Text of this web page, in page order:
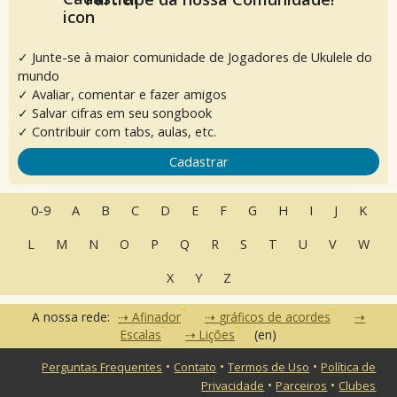
✓ Junte-se à maior comunidade de Jogadores de Ukulele do
mundo
✓ Avaliar, comentar e fazer amigos
✓ Salvar cifras em seu songbook
✓ Contribuir com tabs, aulas, etc.
Cadastrar
0-9 A B C D E F G H I J
K
L
M N O P Q R S T U V
W
X
Y Z
A nossa rede: Afinador
gráficos de acordes
Escalas
Lições (en)
Perguntas Frequentes • Contato •Termos de Uso •Política de
Privacidade •Parceiros • Clubes